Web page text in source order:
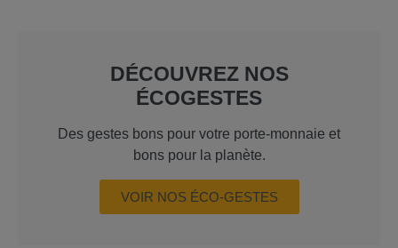
DÉCOUVREZ NOS
ÉCOGESTES
Des gestes bons pour votre porte-monnaie et
bons pour la planète.
VOIR NOS ÉCO-GESTES